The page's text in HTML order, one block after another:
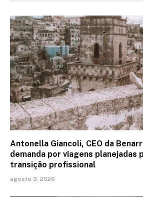
Antonella Giancoli, CEO da
demanda por viagens planejadas
transição profissional
agosto 3, 2026